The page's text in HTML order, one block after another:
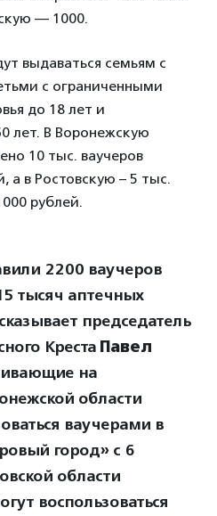
— 1000.
выдаваться семьям с
с ограниченными
до 18 лет и
лет. В Воронежскую
10 тыс. ваучеров
а в Ростовскую – 5 тыс.
рублей.
2200 ваучеров
тысяч аптечных
председатель
Креста Павел
на
области
ваучерами в
город» с 6
области
воспользоваться